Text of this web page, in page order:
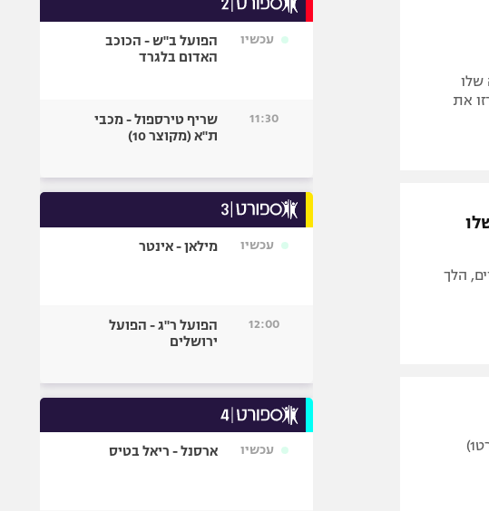
ספורט מוטורי
בייסבול MLB
גיימינג E-Sports
שלו
את
שלו
הלך
עכשיו
הפועל ב"ש - הכוכב
האדום בלגרד
11:30
שריף טירספול - מכבי
ת"א (מקוצר 10)
עכשיו מילאן - אינטר
12:00
הפועל ר"ג - הפועל
ירושלים
עכשיו ארסנל - ריאל בטיס